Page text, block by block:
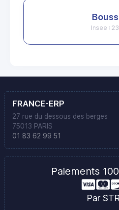
Insee :
FRANCE-ERP
27 rue du dessous des berges
75013 PARIS
01 83 62 99 51
Paiements
Par